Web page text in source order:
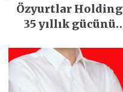
Özyurtlar Holding
35 yıllık gücünü
yeni marka
stratejisiyle
geleceğe taşıyor